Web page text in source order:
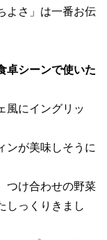
よさ」は一番お伝
シーンで使いた
風にイングリッ
ンが美味しそうに
つけ合わせの野菜
しっくりきまし